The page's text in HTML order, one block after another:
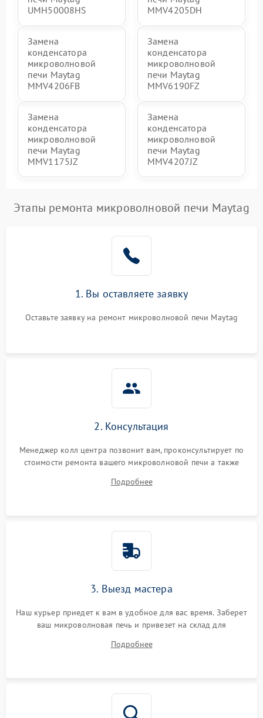
UMH50008HS
MMV4205DH
Замена
конденсатора
микроволновой
печи Maytag
MMV4206FB
Замена
конденсатора
микроволновой
печи Maytag
MMV6190FZ
Замена
конденсатора
микроволновой
печи Maytag
MMV1175JZ
Замена
конденсатора
микроволновой
печи Maytag
MMV4207JZ
Этапы ремонта микроволновой печи Maytag
1. Вы оставляете заявку
Оставьте заявку на ремонт микроволновой печи Maytag
2. Консультация
Менеджер колл центра позвонит вам, проконсультирует по
стоимости ремонта вашего микроволновой печи а также
Подробнее
3. Выезд мастера
Наш курьер приедет к вам в удобное для вас время. Заберет
ваш микроволновая печь и привезет на склад для
Подробнее